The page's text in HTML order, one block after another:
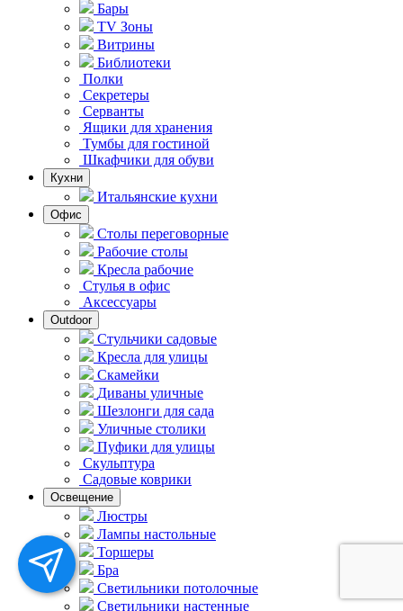
Бары
TV Зоны
Витрины
Библиотеки
Полки
Секретеры
Серванты
Ящики для хранения
Тумбы для гостиной
Шкафчики для обуви
Кухни
Итальянские кухни
Офис
Столы переговорные
Рабочие столы
Кресла рабочие
Стулья в офис
Аксессуары
Outdoor
Стульчики садовые
Кресла для улицы
Скамейки
Диваны уличные
Шезлонги для сада
Уличные столики
Пуфики для улицы
Скульптура
Садовые коврики
Освещение
Люстры
Лампы настольные
Торшеры
Бра
Светильники потолочные
Светильники настенные